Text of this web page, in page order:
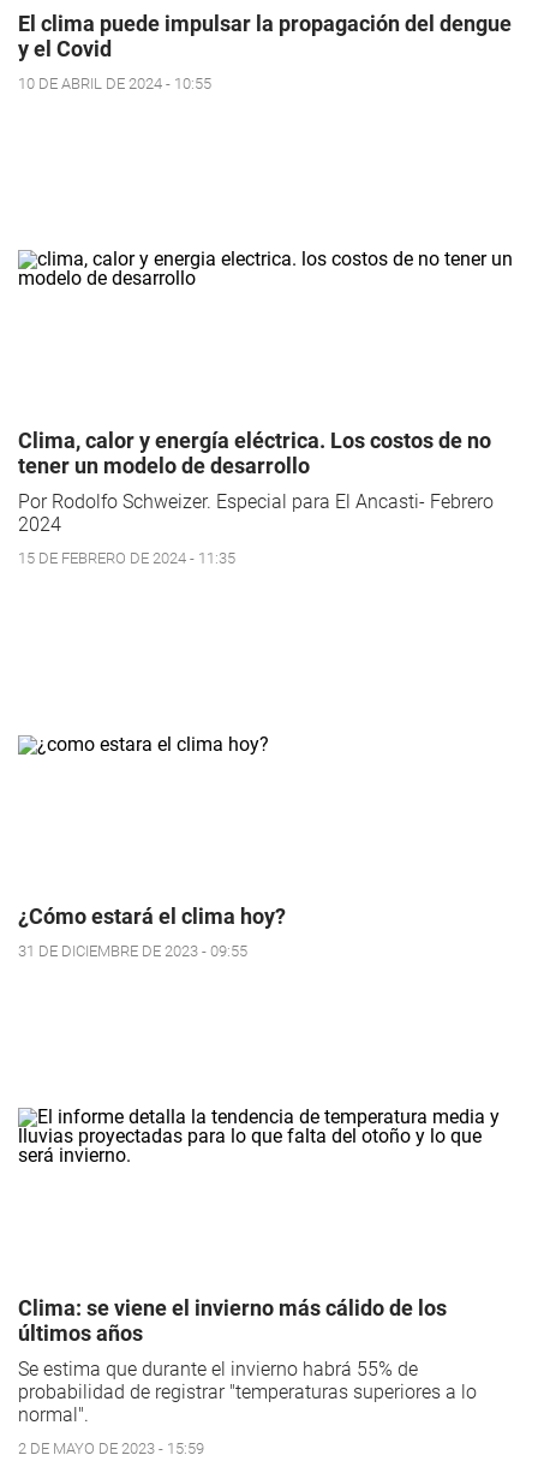
El clima puede impulsar la propagación del dengue
y el Covid
10 DE ABRIL DE 2024 - 10:55
Clima, calor y energía eléctrica. Los costos de no
tener un modelo de desarrollo
Por Rodolfo Schweizer. Especial para El Ancasti- Febrero
2024
15 DE FEBRERO DE 2024 - 11:35
¿Cómo estará el clima hoy?
31 DE DICIEMBRE DE 2023 - 09:55
Clima: se viene el invierno más cálido de los
últimos años
Se estima que durante el invierno habrá 55% de
probabilidad de registrar "temperaturas superiores a lo
normal".
2 DE MAYO DE 2023 - 15:59